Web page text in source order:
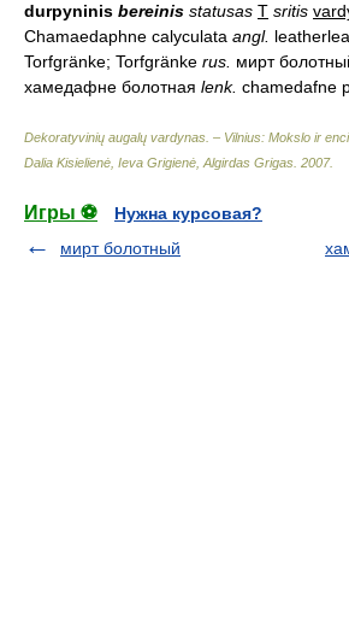
durpyninis bereinis statusas T sritis
Chamaedaphne calyculata angl.
Torfgränke; Torfgränke rus. мирт
хамедафне болотная lenk. chamedafne
Dekoratyvinių augalų vardynas. – Vilnius: Mokslo ir
Dalia Kisielienė, Ieva Grigienė, Algirdas Grigas 2007.
Игры ⚽
Нужна курсовая?
мирт болотный